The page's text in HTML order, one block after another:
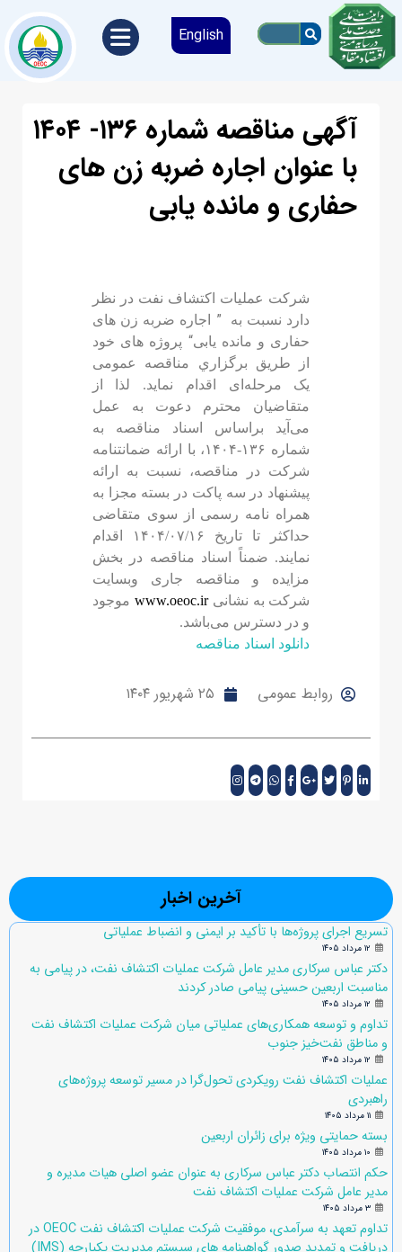
English
آگهی مناقصه شماره ۱۳۶- ۱۴۰۴
با عنوان اجاره ضربه زن های
حفاری و مانده یابی
ﺷﺮﮐﺖ ﻋﻤﻠﯿﺎت اﮐﺘﺸﺎف ﻧﻔﺖ در ﻧﻈﺮ
دارد ﻧﺴﺒﺖ به
”
اجاره ضربه زن های
حفاری و مانده یابی“ پروژه های خود
از ﻃﺮﯾﻖ ﺑﺮﮔﺰاري مناقصه ﻋﻤﻮﻣﯽ
یک مرحله‌ای اﻗﺪام ﻧﻤﺎﯾﺪ. ﻟﺬا از
ﻣﺘﻘﺎﺿﯿﺎن محترم دﻋﻮت به عمل
ﻣﯽ‌آﯾﺪ ﺑﺮاﺳﺎس اﺳﻨﺎد مناقصه به
شماره ۱۳۶-۱۴۰۴، ﺑﺎ اراﺋﻪ ﺿﻤﺎﻧﺘﻨﺎﻣﻪ
ﺷﺮﮐﺖ در مناقصه، ﻧﺴﺒﺖ ﺑﻪ اراﺋﻪ
ﭘﯿﺸﻨﻬﺎد در سه ﭘﺎﮐﺖ در ﺑﺴﺘﻪ مجزا به
همراه نامه رسمی از سوی متقاضی
حداکثر ﺗﺎ ﺗﺎرﯾﺦ ۱۴۰۴/۰۷/۱۶ اﻗﺪام
ﻧﻤﺎﯾﻨﺪ. ﺿﻤﻨﺎً اﺳﻨﺎد مناقصه در بخش
مزایده و مناقصه جاری وبسایت
ﺷﺮﮐﺖ ﺑﻪ ﻧﺸﺎﻧﯽwww.oeoc.ir موجود
و در دﺳﺘﺮس ﻣﯽ‌ﺑﺎﺷﺪ.
دانلود اسناد مناقصه
روابط عمومی ۲۵ شهریور ۱۴۰۴
آخرین اخبار
تسریع اجرای پروژه‌ها با تأکید بر ایمنی و انضباط عملیاتی
۱۲ مرداد ۱۴۰۵
دکتر عباس سرکاری مدیر عامل شرکت عملیات اکتشاف نفت، در پیامی به
مناسبت اربعین حسینی پیامی صادر کردند
۱۲ مرداد ۱۴۰۵
تداوم و توسعه همکاری‌های عملیاتی میان شرکت عملیات اکتشاف نفت
و مناطق نفت‌خیز جنوب
۱۲ مرداد ۱۴۰۵
عملیات اکتشاف نفت رویکردی تحول‌گرا در مسیر توسعه پروژه‌های
راهبردی
۱۱ مرداد ۱۴۰۵
بسته حمایتی ویژه برای زائران اربعین
۱۰ مرداد ۱۴۰۵
حکم انتصاب دکتر عباس سرکاری به عنوان عضو اصلی هیات مدیره و
مدیر عامل شرکت عملیات اکتشاف نفت
۳ مرداد ۱۴۰۵
تداوم تعهد به سرآمدی، موفقیت شرکت عملیات اکتشاف نفت OEOC در